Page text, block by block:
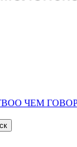
О ЧЕМ